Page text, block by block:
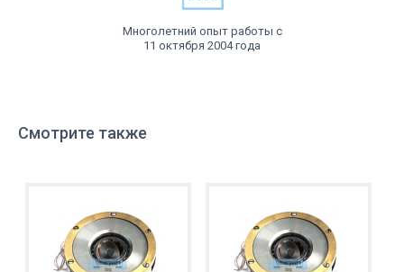
Многолетний опыт работы с
11 октября 2004 года
Смотрите также